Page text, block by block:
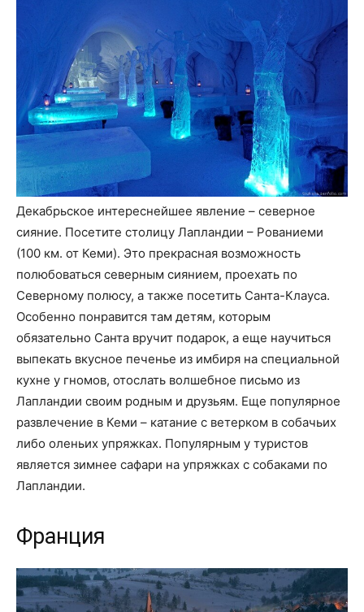
Декабрьское интереснейшее явление – северное
сияние. Посетите столицу Лапландии – Рованиеми
(100 км. от Кеми). Это прекрасная возможность
полюбоваться северным сиянием, проехать по
Северному полюсу, а также посетить Санта-Клауса.
Особенно понравится там детям, которым
обязательно Санта вручит подарок, а еще научиться
выпекать вкусное печенье из имбиря на специальной
кухне у гномов, отослать волшебное письмо из
Лапландии своим родным и друзьям. Еще популярное
развлечение в Кеми – катание с ветерком в собачьих
либо оленьих упряжках. Популярным у туристов
является зимнее сафари на упряжках с собаками по
Лапландии.
Франция